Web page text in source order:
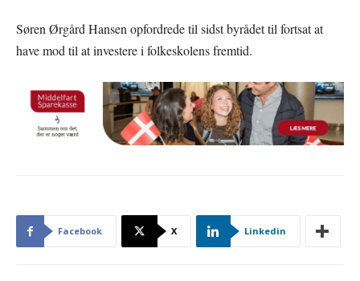
Søren Ørgård Hansen opfordrede til sidst byrådet til fortsat at
have mod til at investere i folkeskolens fremtid.
Facebook X Linkedin